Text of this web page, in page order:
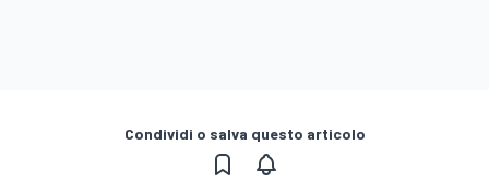
Condividi o salva questo articolo